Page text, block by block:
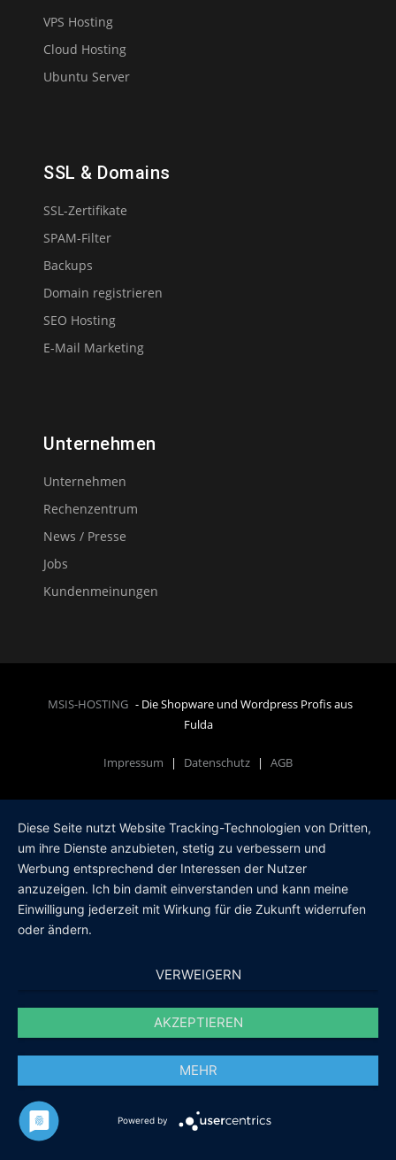
VPS Hosting
Cloud Hosting
Ubuntu Server
SSL & Domains
SSL-Zertifikate
SPAM-Filter
Backups
Domain registrieren
SEO Hosting
E-Mail Marketing
Unternehmen
Unternehmen
Rechenzentrum
News / Presse
Jobs
Kundenmeinungen
MSIS-HOSTING - Die Shopware und Wordpress Profis aus
Fulda
Impressum | Datenschutz | AGB
Diese Seite nutzt Website Tracking-Technologien von Dritten,
um ihre Dienste anzubieten, stetig zu verbessern und
Werbung entsprechend der Interessen der Nutzer
anzuzeigen. Ich bin damit einverstanden und kann meine
Einwilligung jederzeit mit Wirkung für die Zukunft widerrufen
oder ändern.
VERWEIGERN
AKZEPTIEREN
MEHR
Powered by